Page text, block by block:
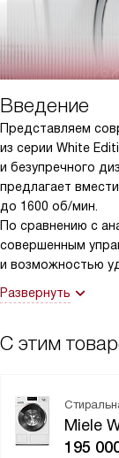
время на глажке.
Важным аспектом
Эта машина имеет
делает ее не
дружественной
Благодаря этой
сократить время,
больше времени
действительно
мою жизнь проще
Введение
Представляем
из серии White
и безупречного
предлагает
до 1600 об/мин.
По сравнению с
совершенным
и возможностью
Развернуть
С этим
Miele
195